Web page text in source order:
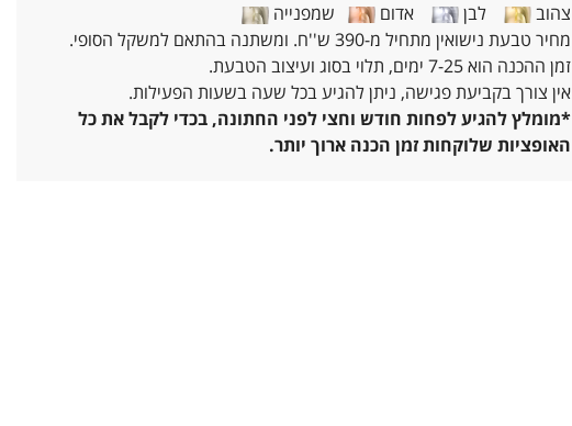
צהוב
לבן אדום
שמפנייה
מחיר טבעת נישואין מתחיל מ-390 ש''ח. ומשתנה בהתאם למשקל הסופי.
זמן ההכנה הוא 7-25 ימים, תלוי בסוג ועיצוב הטבעת.
אין צורך בקביעת פגישה, ניתן להגיע בכל שעה בשעות הפעילות.
*מומלץ להגיע לפחות חודש וחצי לפני החתונה, בכדי לקבל את כל
האופציות שלוקחות זמן הכנה ארוך יותר.